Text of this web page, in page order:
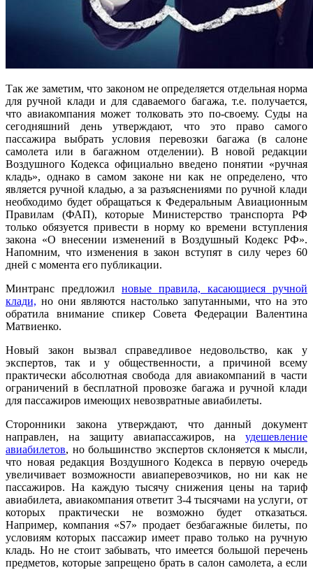
Так же заметим, что законом не определяется отдельная норма
для ручной клади и для сдаваемого багажа, т.е. получается,
что авиакомпания может толковать это по-своему. Суды на
сегодняшний день утверждают, что это право самого
пассажира выбрать условия перевозки багажа (в салоне
самолета или в багажном отделении). В новой редакции
Воздушного Кодекса официально введено понятии «ручная
кладь», однако в самом законе ни как не определено, что
является ручной кладью, а за разъяснениями по ручной клади
необходимо будет обращаться к Федеральным Авиационным
Правилам (ФАП), которые Министерство транспорта РФ
только обязуется привести в норму ко времени вступления
закона «О внесении изменений в Воздушный Кодекс РФ».
Напомним, что изменения в закон вступят в силу через 60
дней с момента его публикации.
Минтранс предложил новые правила, касающиеся ручной
клади, но они являются настолько запутанными, что на это
обратила внимание спикер Совета Федерации Валентина
Матвиенко.
Новый закон вызвал справедливое недовольство, как у
экспертов, так и у общественности, а причиной всему
практически абсолютная свобода для авиакомпаний в части
ограничений в бесплатной провозке багажа и ручной клади
для пассажиров имеющих невозвратные авиабилеты.
Сторонники закона утверждают, что данный документ
направлен, на защиту авиапассажиров, на удешевление
авиабилетов, но большинство экспертов склоняется к мысли,
что новая редакция Воздушного Кодекса в первую очередь
увеличивает возможности авиаперевозчиков, но ни как не
пассажиров. На каждую тысячу снижения цены на тариф
авиабилета, авиакомпания ответит 3-4 тысячами на услуги, от
которых практически не возможно будет отказаться.
Например, компания «S7» продает безбагажные билеты, по
условиям которых пассажир имеет право только на ручную
кладь. Но не стоит забывать, что имеется большой перечень
предметов, которые запрещено брать в салон самолета, а если